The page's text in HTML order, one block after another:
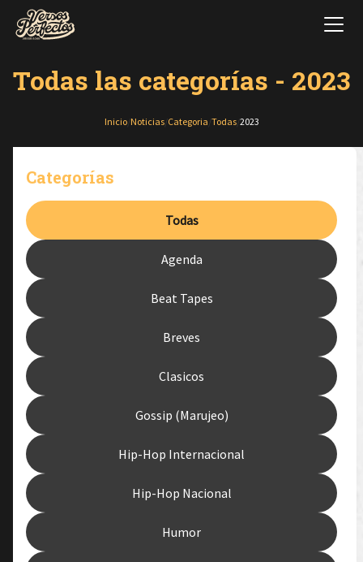
Todas las categorías - 2023
Inicio/ Noticias/ Categoria Todas/ 2023
Categorías
Todas
Agenda
Beat Tapes
Breves
Clasicos
Gossip (Marujeo)
Hip-Hop Internacional
Hip-Hop Nacional
Humor